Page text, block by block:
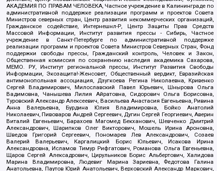
АКАДЕМИЯ ПО ПРАВАМ ЧЕЛОВЕКА, Частное учреждение в Калининграде по
административной поддержке реализации программ и проектов Совета
Министров северных стран, Центр развития некоммерческих организаций,
Гражданское содействие, Интернешнл-Р, Центр Защиты Прав Средств
Массовой Информации, Институт развития прессы - Сибирь, Частное
учреждение в Санкт-Петербурге по административной поддержке
реализации программ и проектов Совета Министров Северных Стран, Фонд
поддержки свободы прессы, Гражданский контроль, Человек и Закон,
Общественная комиссия по сохранению наследия академика Сахарова,
МЕМО. РУ, Институт региональной прессы, Институт Развития Свободы
Информации, Экозащита!-Женсовет, Общественный вердикт, Евразийская
антимонопольная ассоциация, Дзугкоева Регина Николаевна, Кривенко
Сергей Владимирович, Милославский Павел Юрьевич, Шнырова Ольга
Вадимовна, Чанышева Лилия Айратовна, Сидорович Ольга Борисовна,
Туровский Александр Алексеевич, Васильева Анастасия Евгеньевна, Ривина
Анна Валерьевна, Бурдина Юлия Владимировна, Бойко Анатолий
Николаевич, Пивоваров Андрей Сергеевич, Дугин Сергей Георгиевич, Аверин
Виталий Евгеньевич, Барахоев Магомед Бекханович, Шевченко Дмитрий
Александрович, Шарипков Олег Викторович, Мошель Ирина Ароновна,
Шведов Григорий Сергеевич, Пономарев Лев Александрович, Созаев
Валерий Валерьевич, Каргалицкий Борис Юльевич, Исакова Ирина
Александровна, Исламов Тимур Рифгатович, Романова Ольга Евгеньевна,
Щаров Сергей Алексадрович, Цирульников Борис Альбертович, Халидова
Марина Владимировна, Людевиг Марина Зариевна, Федотова Галина
Анатольевна, Паутов Юрий Анатольевич, Верховский Александр Маркович,